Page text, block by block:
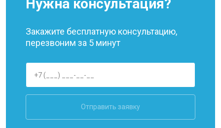
Нужна консультация?
Закажите бесплатную консультацию,
перезвоним за 5 минут
Отправить заявку